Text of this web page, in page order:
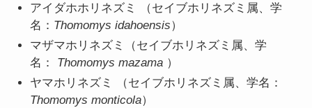
アイダホホリネズミ （セイブホリネズミ属、学
名： Thomomys idahoensis）
マザマホリネズミ（セイブホリネズミ属、学
名： Thomomys mazama ）
ヤマホリネズミ （セイブホリネズミ属、学名：
Thomomys monticola）